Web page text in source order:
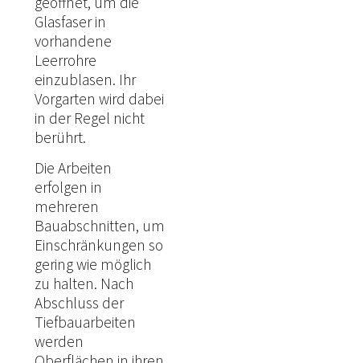
Glasfaser in
vorhandene
Leerrohre
einzublasen. Ihr
Vorgarten wird dabei
in der Regel nicht
berührt.
Die Arbeiten
erfolgen in
mehreren
Bauabschnitten, um
Einschränkungen so
gering wie möglich
zu halten. Nach
Abschluss der
Tiefbauarbeiten
werden